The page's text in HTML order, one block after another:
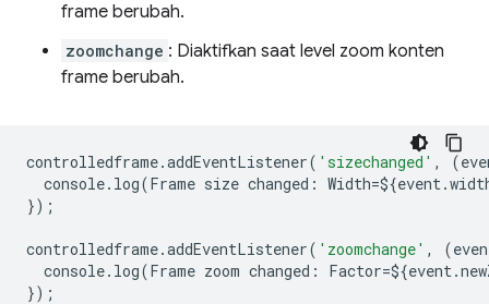
frame berubah.
zoomchange : Diaktifkan saat level zoom konten
frame berubah.
controlledframe.addEventListener( 'sizechanged' , (
console. log(Frame size changed : Width=${event.
});
controlledframe.addEventListener( 'zoomchange' , (
console. log(Frame zoom changed : Factor=${event.
});